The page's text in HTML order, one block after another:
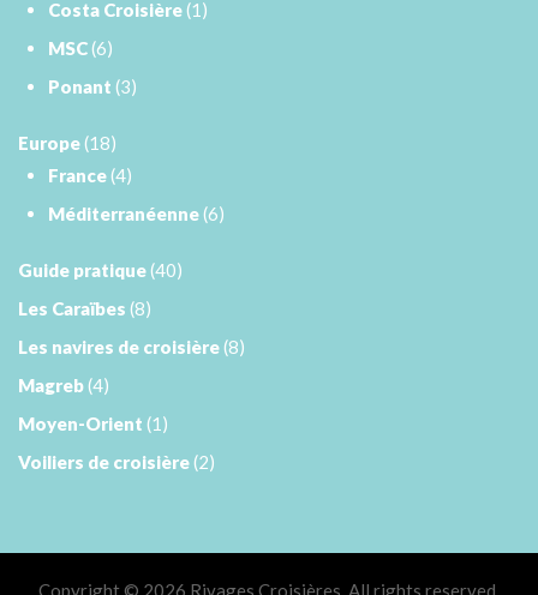
Costa Croisière(1)
MSC(6)
Ponant (3)
Europe(18)
France(4)
Méditerranéenne(6)
Guide pratique(40)
Les Caraïbes (8)
Les navires de croisière(8)
Magreb(4)
Moyen-Orient (1)
Voiliers de croisière(2)
Copyright © 2026 Rivages Croisières. All rights reserved.